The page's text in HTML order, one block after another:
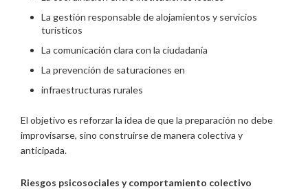
La gestión responsable de alojamientos y servicios
turísticos
La comunicación clara con la ciudadanía
La prevención de saturaciones en
infraestructuras rurales
El objetivo es reforzar la idea de que la preparación no debe
improvisarse, sino construirse de manera colectiva y
anticipada.
Riesgos psicosociales y comportamiento colectivo